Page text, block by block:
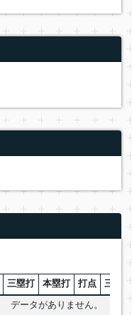
三塁打 本塁打 打点 三振
データがありません。